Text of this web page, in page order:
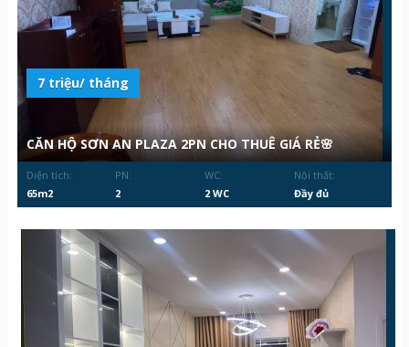
7 triệu/ tháng
CĂN HỘ SƠN AN PLAZA 2PN CHO THUÊ GIÁ RẺ🌸
Diện tích:
65m2
PN:
2
WC:
2 WC
Nội thất:
Đầy đủ